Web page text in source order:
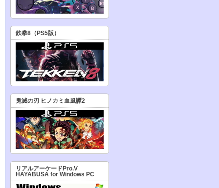
鉄拳8（PS5版）
鬼滅の刃 ヒノカミ血風譚2
リアルアーケードPro.V
HAYABUSA for Windows PC